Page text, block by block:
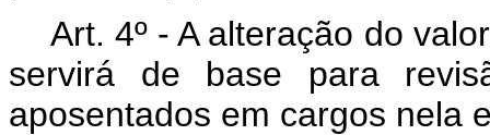
Art. 4º - A alteração do
servirá de base para
aposentados em cargos nela